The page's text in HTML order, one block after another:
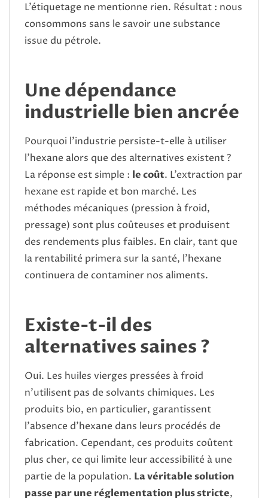
L’étiquetage ne mentionne rien. Résultat : nous
consommons sans le savoir une substance
issue du pétrole.
Une dépendance
industrielle bien ancrée
Pourquoi l’industrie persiste-t-elle à utiliser
l’hexane alors que des alternatives existent ?
La réponse est simple : le coût. L’extraction par
hexane est rapide et bon marché. Les
méthodes mécaniques (pression à froid,
pressage) sont plus coûteuses et produisent
des rendements plus faibles. En clair, tant que
la rentabilité primera sur la santé, l’hexane
continuera de contaminer nos aliments.
Existe-t-il des
alternatives saines ?
Oui. Les huiles vierges pressées à froid
n’utilisent pas de solvants chimiques. Les
produits bio, en particulier, garantissent
l’absence d’hexane dans leurs procédés de
fabrication. Cependant, ces produits coûtent
plus cher, ce qui limite leur accessibilité à une
partie de la population. La véritable solution
passe par une réglementation plus stricte,